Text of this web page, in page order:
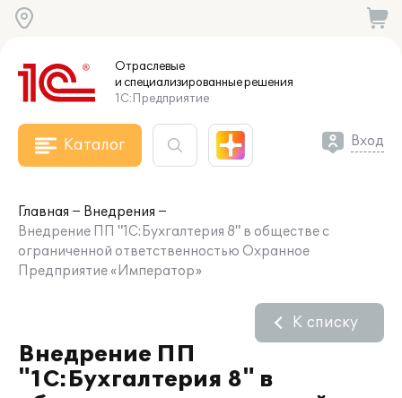
Отраслевые
и специализированныерешения
1С:Предприятие
Каталог Вход
Главная
Внедрения
Внедрение ПП "1С:Бухгалтерия 8" в обществе с
ограниченной ответственностью Охранное
Предприятие «Император»
Внедрение ПП
"1С:Бухгалтерия 8" в
К списку